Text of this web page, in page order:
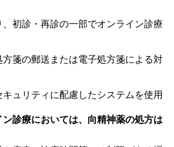
、初診・再診の一部でオンライン診療
方箋の郵送または電子処方箋による対
ュリティに配慮したシステムを使用
診療においては、向精神薬の処方は